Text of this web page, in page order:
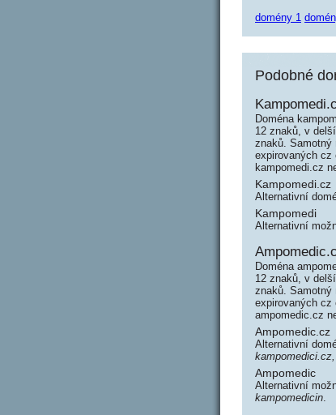
domény 1
Podobné
Doména
12 znaků, v
znaků. Samotný
expirovaných cz
kampomedi.cz
Kampomedi.cz
Alternativní
Kampomedi
Alternativní
Doména
12 znaků, v
znaků. Samotný
expirovaných cz
ampomedic.cz
Ampomedic.cz
Alternativní
Ampomedic
Alternativní
kampomedicin.